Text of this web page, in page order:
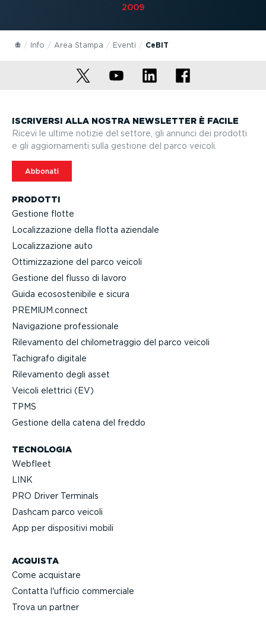
2009
Info Area Stampa Eventi CeBIT
PRODOTTI
Gestione flotte
Localiz­za­zione della flotta aziendale
Localiz­za­zione auto
Ottimiz­za­zione del parco veicoli
Gestione del flusso di lavoro
Guida ecoso­ste­nibile e sicura
PREMIUM.connect
Navigazione profes­sionale
Rilevamento del chilo­me­traggio del parco veicoli
Tachigrafo digitale
Rilevamento degli asset
Veicoli elettrici (EV)
TPMS
Gestione della catena del freddo
TECNOLOGIA
Webfleet
LINK
PRO Driver Terminals
Dashcam parco veicoli
App per dispositivi mobili
ACQUISTA
Come acquistare
Contatta l'ufficio commerciale
Trova un partner
ISCRIVERSI ALLA NOSTRA NEWSLETTER È FACILE
Ricevi le ultime notizie del settore, gli annunci dei prodotti
e gli aggior­na­menti sulla gestione del parco veicoli.
Abbonati